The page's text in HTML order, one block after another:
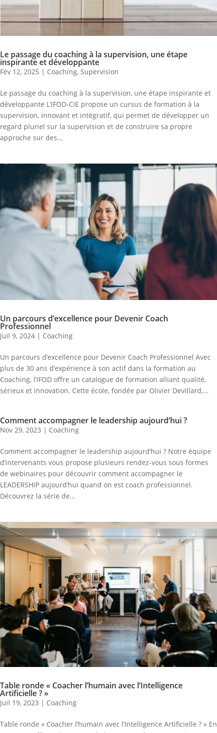
Le passage du coaching à la supervision, une étape
inspirante et développante
Fév 12, 2025 | Coaching, Supervision
Le passage du coaching à la supervision, une étape inspirante et
développante L’IFOD-CIE propose un cursus de formation à la
supervision, innovant et intégratif, qui permet de développer un
regard pluriel sur la supervision et de construire sa propre
approche sur des...
Un parcours d’excellence pour Devenir Coach
Professionnel
Juil 9, 2024 | Coaching
Un parcours d’excellence pour Devenir Coach Professionnel Avec
plus de 30 ans d’expérience à son actif dans la formation au
Coaching, l’IFOD offre un catalogue de formation alliant qualité,
sérieux et innovation. Cette école, fondée par Olivier Devillard,...
Comment accompagner le leadership aujourd’hui ?
Nov 29, 2023 | Coaching
Comment accompagner le leadership aujourd’hui ? Notre équipe
d’intervenants vous propose plusieurs rendez-vous sous formes
de webinaires pour découvrir comment accompagner le
LEADERSHIP aujourd’hui quand on est coach professionnel.
Découvrez la série de...
Table ronde « Coacher l’humain avec l’Intelligence
Artificielle ? »
Juil 19, 2023 | Coaching
Table ronde « Coacher l’humain avec l’Intelligence Artificielle ? » En